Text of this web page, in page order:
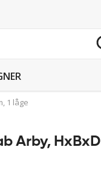
1 låge
Arby,